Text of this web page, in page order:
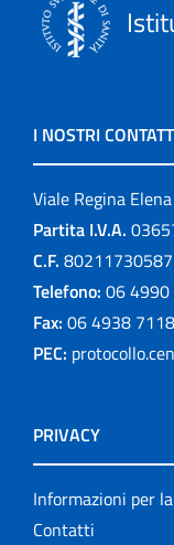
I NOSTRI
Viale Regina
Partita I.V.A.
C.F. 80211730587
Telefono: 06 4990
Fax: 06 4938 7118
PEC:
PRIVACY
Informazioni per
Contatti